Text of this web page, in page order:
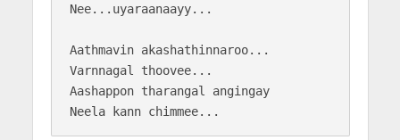
Nee...uyaraanaayy...
Aathmavin akashathinnaroo...
Varnnagal thoovee...
Aashappon tharangal angingay